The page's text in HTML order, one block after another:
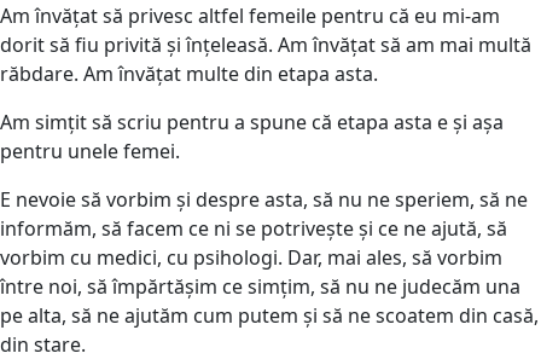
Am învățat să privesc altfel femeile pentru că eu mi-am
dorit să fiu privită și înțeleasă. Am învățat să am mai multă
răbdare. Am învățat multe din etapa asta.
Am simțit să scriu pentru a spune că etapa asta e și așa
pentru unele femei.
E nevoie să vorbim și despre asta, să nu ne speriem, să ne
informăm, să facem ce ni se potrivește și ce ne ajută, să
vorbim cu medici, cu psihologi. Dar, mai ales, să vorbim
între noi, să împărtășim ce simțim, să nu ne judecăm una
pe alta, să ne ajutăm cum putem și să ne scoatem din casă,
din stare.